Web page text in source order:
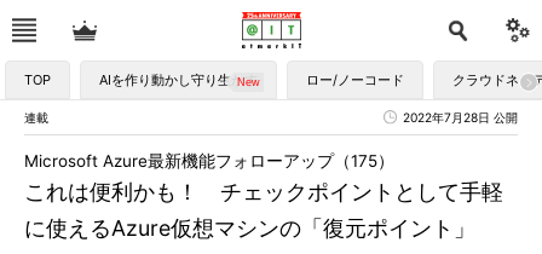
TOP AIを作り動かし守り生かす ロー/ノーコード クラウドネイ
連載 2022年7月28日 公開
これは便利かも！ チェックポイントとして手軽
に使えるAzure仮想マシンの「復元ポイント」
Microsoft Azure最新機能フォローアップ（175）